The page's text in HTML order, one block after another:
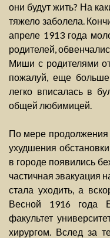
они будут жить? На
тяжело заболела.
апреле 1913 года
родителей,
Миши с родителями
пожалуй, еще
легко вписалась в
общей любимицей.
По мере продолжения
ухудшения
в городе появились
частичная эвакуация
стала уходить, а
Весной 1916 года
факультет
хирургом. Вслед за